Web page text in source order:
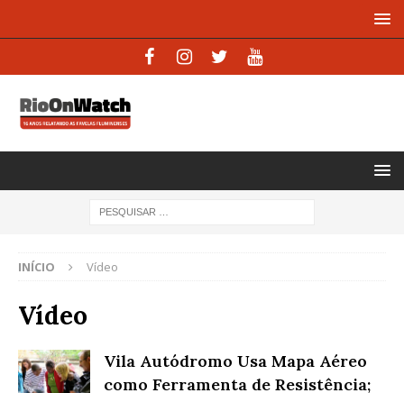
INÍCIO Vídeo
Vídeo
Vila Autódromo Usa Mapa Aéreo
como Ferramenta de Resistência;